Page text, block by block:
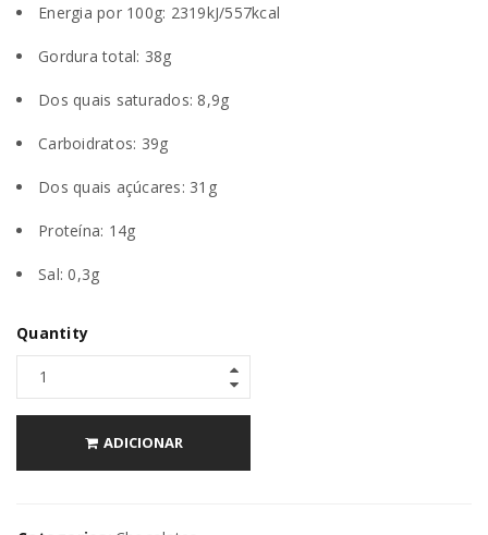
Energia por 100g: 2319kJ/557kcal
Gordura total: 38g
Dos quais saturados: 8,9g
Carboidratos: 39g
Dos quais açúcares: 31g
Proteína: 14g
Sal: 0,3g
Quantity
ADICIONAR